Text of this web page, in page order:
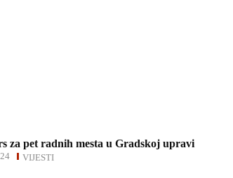
za pet radnih mesta u Gradskoj upravi
VIJESTI